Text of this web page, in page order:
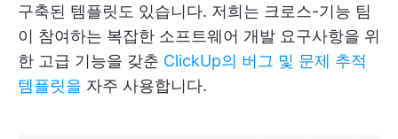
구축된 템플릿도 있습니다. 저희는 크로스-기능 팀
이 참여하는 복잡한 소프트웨어 개발 요구사항을 위
한 고급 기능을 갖춘 ClickUp의 버그 및 문제 추적
템플릿을 자주 사용합니다.